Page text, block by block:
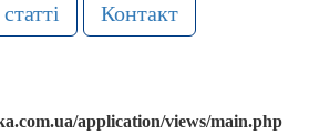
Контакт
application/views/main.php